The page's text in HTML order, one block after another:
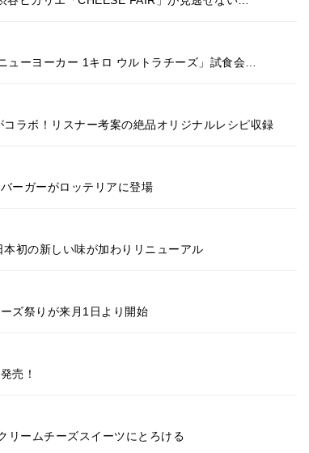
ーヨーカー 1キロ ウルトラチーズ」試食会…
ラボ！リスナー考案の絶品オリジナルレシピ収録
ーガーがロッテリアに登場
初の新しい味が加わりリニューアル
ズ祭りが来月1日より開始
売！
リームチーズスイーツにとろける